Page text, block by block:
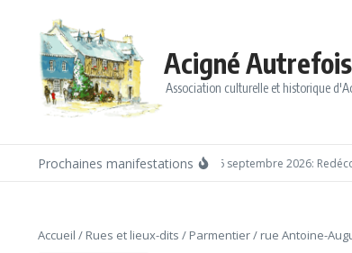
Acigné Autrefois
Association culturelle et historique
Prochaines manifestationsDimanche 6 septembre 2026:
Accueil / Rues et lieux-dits / Parmentier / rue Antoine-